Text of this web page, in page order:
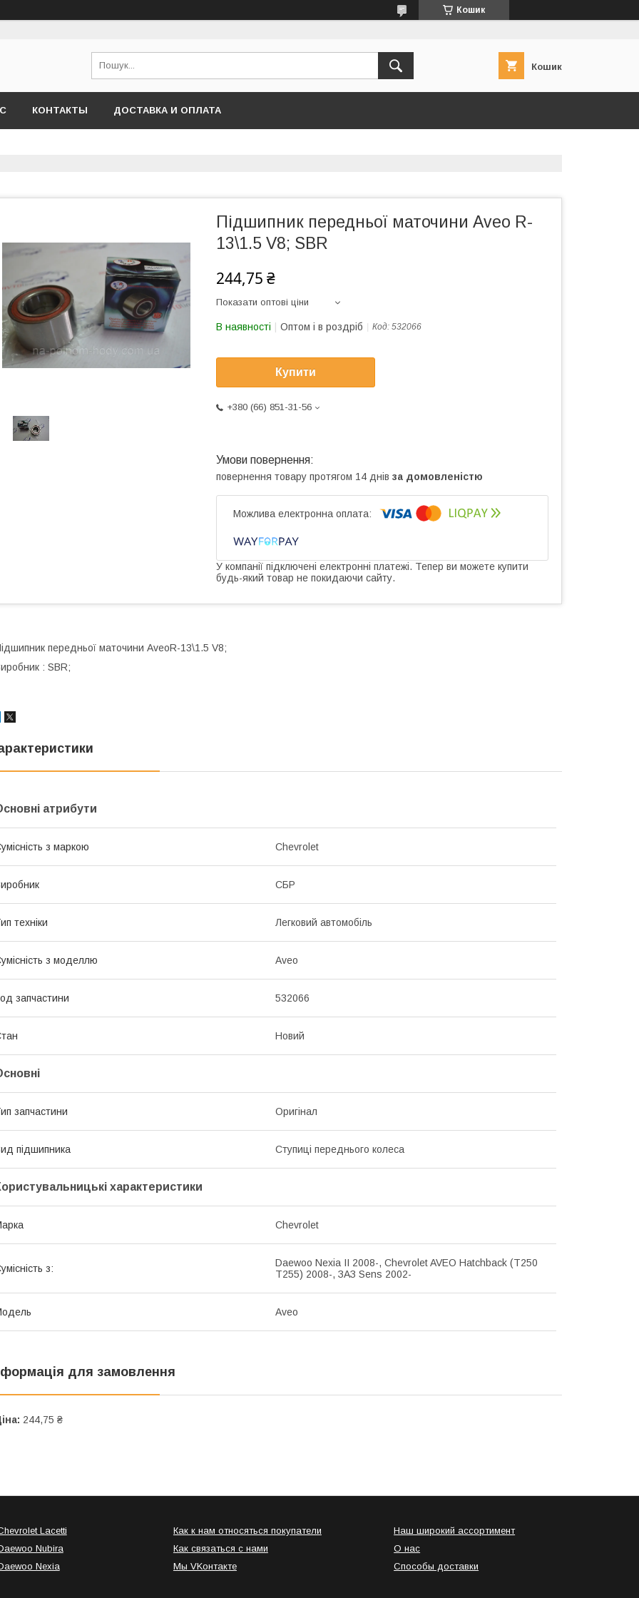
Кошик
Кошик
КОНТАКТЫ ДОСТАВКА И ОПЛАТА
Підшипник передньої маточини Aveo R-
13\1.5 V8; SBR
244,75 ₴
Показати оптові ціни
В наявності Оптом і в роздріб Код: 532066
Купити
+380 (66) 851-31-56
повернення товару протягом 14 днів за домовленістю
У компанії підключені електронні платежі. Тепер ви можете купити
будь-який товар не покидаючи сайту.
передньої маточини AveoR-13\1.5 V8;
: SBR;
атрибути
з маркою Chevrolet
СБР
техніки Легковий автомобіль
з моделлю Aveo
запчастини 532066
Новий
запчастини Оригінал
підшипника Ступиці переднього колеса
характеристики
Chevrolet
з:
Daewoo Nexia II 2008-, Chevrolet AVEO Hatchback (T250
T255) 2008-, ЗАЗ Sens 2002-
Aveo
для замовлення
244,75 ₴
Lacetti
Nubira
Nexia
Как к нам относяться покупатели
Как связаться с нами
Мы VKонтакте
Наш широкий ассортимент
О нас
Способы доставки